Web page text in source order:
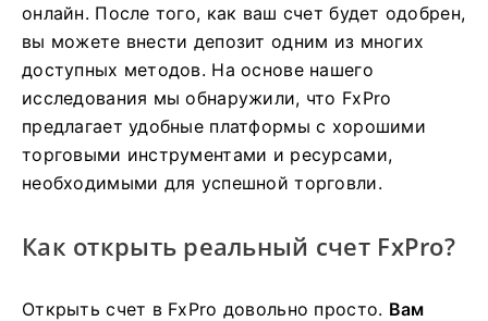
онлайн. После того, как ваш счет будет одобрен,
вы можете внести депозит одним из многих
доступных методов. На основе нашего
исследования мы обнаружили, что FxPro
предлагает удобные платформы с хорошими
торговыми инструментами и ресурсами,
необходимыми для успешной торговли.
Как открыть реальный счет FxPro?
Открыть счет в FxPro довольно просто. Вам